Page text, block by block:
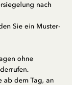
nach
Sie ein Muster-
ohne
ab dem Tag, an